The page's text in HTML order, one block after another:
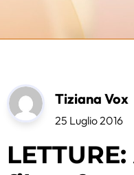
Tiziana Vox
25 Luglio 2016